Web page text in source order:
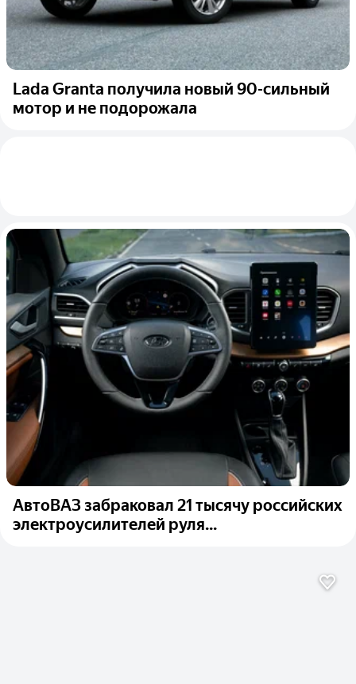
Lada Granta получила новый 90-сильный
мотор и не подорожала
АвтоВАЗ забраковал 21 тысячу российских
электроусилителей руля...